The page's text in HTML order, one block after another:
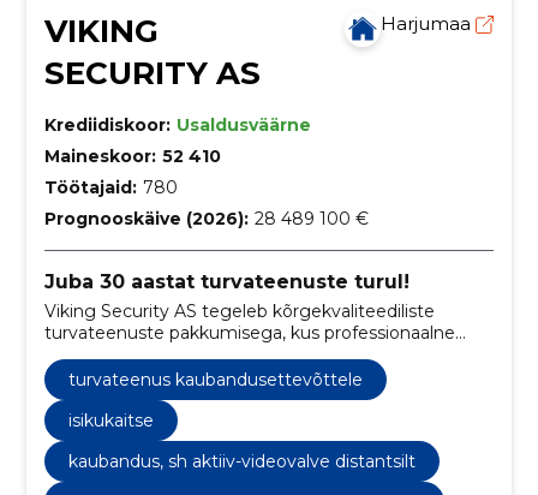
VIKING
SECURITY AS
Harjumaa
Krediidiskoor: Usaldusväärne
Maineskoor: 52 410
Töötajaid: 780
Prognooskäive (2026): 28 489 100 €
Juba 30 aastat turvateenuste turul!
Viking Security AS tegeleb kõrgekvaliteediliste
turvateenuste pakkumisega, kus professionaalne
meeskond tagab klientidele tipptasemel turvalisuse,
toetudes pidevale töötajate arengule ja koolitamisele.
turvateenus kaubandusettevõttele
isikukaitse
kaubandus, sh aktiiv-videovalve distantsilt